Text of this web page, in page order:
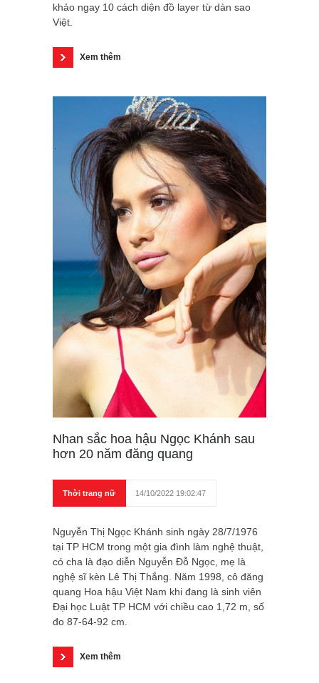
khảo ngay 10 cách diện đồ layer từ dàn sao
Việt.
Xem thêm
Nhan sắc hoa hậu Ngọc Khánh sau
hơn 20 năm đăng quang
Thời trang nữ 14/10/2022 19:02:47
Nguyễn Thị Ngọc Khánh sinh ngày 28/7/1976
tại TP HCM trong một gia đình làm nghệ thuật,
có cha là đạo diễn Nguyễn Đỗ Ngọc, mẹ là
nghệ sĩ kèn Lê Thị Thắng. Năm 1998, cô đăng
quang Hoa hậu Việt Nam khi đang là sinh viên
Đại học Luật TP HCM với chiều cao 1,72 m, số
đo 87-64-92 cm.
Xem thêm